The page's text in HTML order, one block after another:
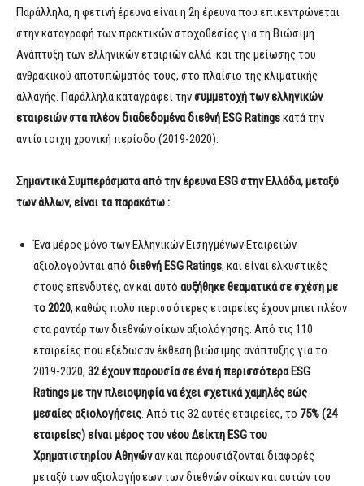
Παράλληλα, η φετινή έρευνα είναι η 2η έρευνα που επικεντρώνεται
στην καταγραφή των πρακτικών στοχοθεσίας για τη Βιώσιμη
Ανάπτυξη των ελληνικών εταιριών αλλά και της μείωσης του
ανθρακικού αποτυπώματός τους, στο πλαίσιο της κλιματικής
αλλαγής. Παράλληλα καταγράφει τηνσυμμετοχή των ελληνικών
εταιρειών στα πλέον διαδεδομένα διεθνή ESG Ratingsκατά την
αντίστοιχη χρονική περίοδο (2019-2020).
Σημαντικά Συμπεράσματα από την έρευναESGστην Ελλάδα, μεταξύ
των άλλων, είναι τα παρακάτω :
Ένα μέρος μόνο των Ελληνικών Εισηγμένων Εταιρειών
αξιολογούνται από διεθνή ESG Ratings, και είναι ελκυστικές
στους επενδυτές, αν και αυτό αυξήθηκε θεαματικά σε σχέση με
το 2020, καθώς πολύ περισσότερες εταιρείες έχουν μπει πλέον
στα ραντάρ των διεθνών οίκων αξιολόγησης. Από τις 110
εταιρείες που εξέδωσαν έκθεση βιώσιμης ανάπτυξης για το
2019-2020, 32 έχουν παρουσία σε ένα ή περισσότεραESG
Ratingsμε την πλειοψηφία να έχει σχετικά χαμηλές εώς
μεσαίες αξιολογήσεις. Από τις 32 αυτές εταιρείες, το 75% (24
εταιρείες) είναι μέρος του νέου Δείκτη ESGτου
Χρηματιστηρίου Αθηνώναν και παρουσιάζονται διαφορές
μεταξύ των αξιολογήσεων των διεθνών οίκων και αυτών του